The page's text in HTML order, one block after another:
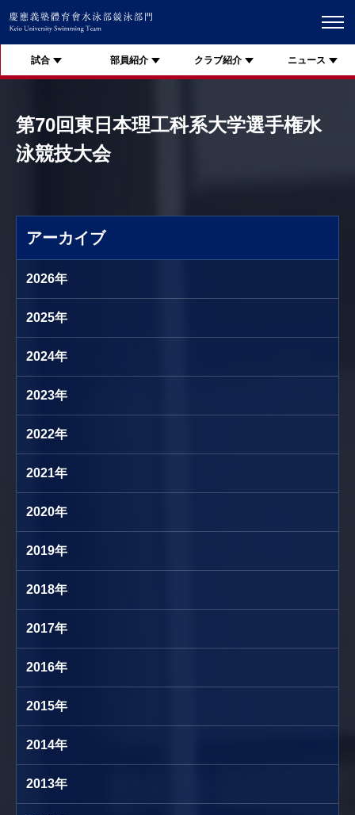
試合 部員紹介 クラブ紹介 ニュース
第70回東日本理工科系大学選手権水
泳競技大会
アーカイブ
2026年
2025年
2024年
2023年
2022年
2021年
2020年
2019年
2018年
2017年
2016年
2015年
2014年
2013年